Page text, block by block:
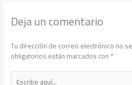
Deja un comentario
Tu dirección de correo electrónico no
obligatorios están marcados con*
Escribe